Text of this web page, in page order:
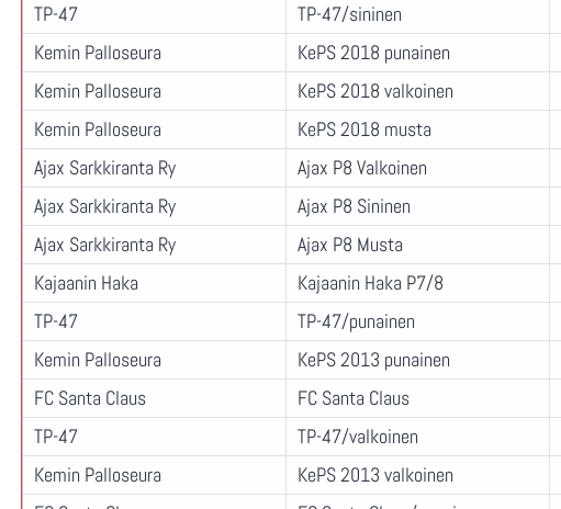
TP-47
TP-47/sininen
Kemin Palloseura
KePS 2018 punainen
Kemin Palloseura
KePS 2018 valkoinen
Kemin Palloseura
KePS 2018 musta
Ajax Sarkkiranta Ry
Ajax P8 Valkoinen
Ajax Sarkkiranta Ry
Ajax P8 Sininen
Ajax Sarkkiranta Ry
Ajax P8 Musta
Kajaanin Haka
Kajaanin Haka P7/8
TP-47
TP-47/punainen
Kemin Palloseura
KePS 2013 punainen
FC Santa Claus
FC Santa Claus
TP-47
TP-47/valkoinen
Kemin Palloseura
KePS 2013 valkoinen